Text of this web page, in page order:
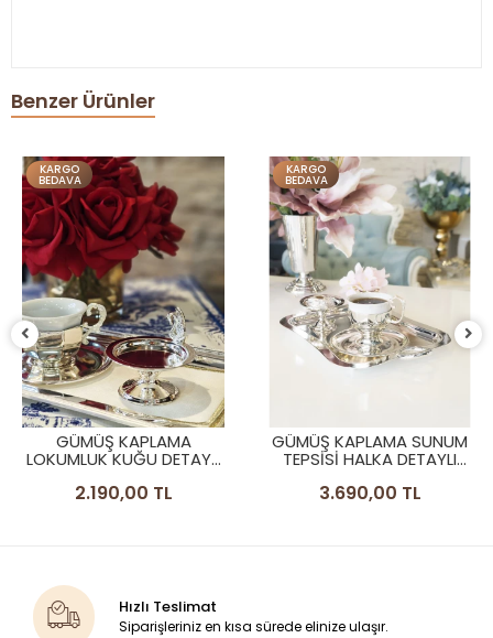
Benzer Ürünler
KARGO
BEDAVA
GÜMÜŞ KAPLAMA
LOKUMLUK KUĞU DETAYLI
2.190,00 TL
KARGO
BEDAVA
GÜMÜŞ KAPLAMA SUNUM
TEPSİSİ HALKA DETAYLI
KIŞILIK BOY)
3.690,00 TL
Hızlı Teslimat
Siparişleriniz en kısa sürede elinize ulaşır.